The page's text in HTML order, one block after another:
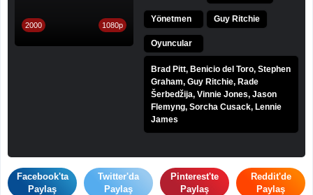
2000 1080p
Yönetmen Guy Ritchie
Oyuncular
Brad Pitt, Benicio del Toro, Stephen
Graham, Guy Ritchie, Rade
Šerbedžija, Vinnie Jones, Jason
Flemyng, Sorcha Cusack, Lennie
James
Facebook'ta
Paylaş
Twitter'da
Paylaş
Pinterest'te
Paylaş
Reddit'de
Paylaş